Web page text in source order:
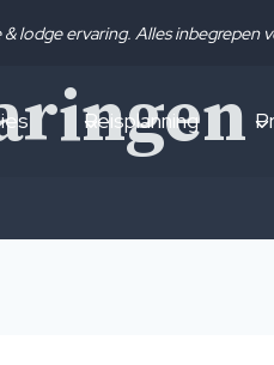
lodge ervaring. Alles
Reisplanning